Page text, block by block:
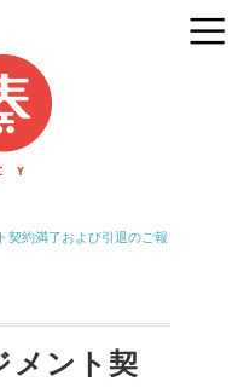
契約満了および引退のご報
メント契